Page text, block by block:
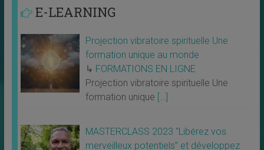
E-LEARNING
Projection vibratoire spirituelle Une
formation unique au monde
↳ FORMATIONS EN LIGNE
Projection vibratoire spirituelle Une
formation unique […]
MASTERCLASS 2023 “Libérez vos
merveilleux potentiels” et développez